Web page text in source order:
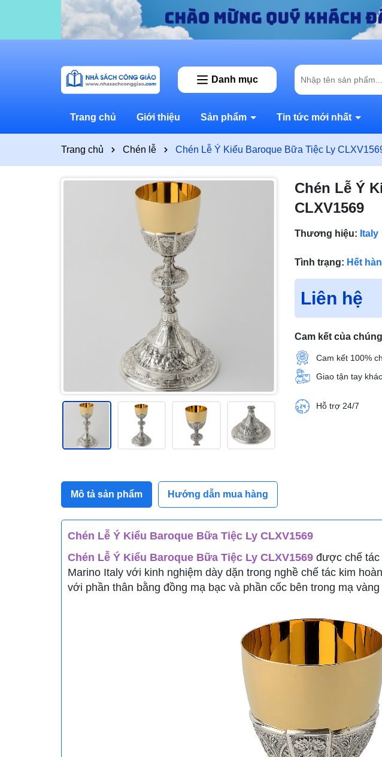
Danh mục
Trang chủ Giới thiệu Sản phẩm Tin tức mới nhất
Trang chủ Chén lễ Chén Lễ Ý Kiểu Baroque Bữa Tiệc Ly
Chén Lễ Ý
CLXV1569
Thương hiệu: Italy
Tình trạng: Hết
Liên hệ
Cam kết của
Cam kết 100%
Giao tận tay
Hỗ trợ 24/7
Mô tả sản phẩm Hướng dẫn mua hàng
Chén Lễ Ý Kiểu Baroque Bữa Tiệc Ly CLXV1569
Chén Lễ Ý Kiểu Baroque Bữa Tiệc Ly CLXV1569 được chế tác
Marino Italy với kinh nghiệm dày dặn trong nghề chế tác kim
với phần thân bằng đồng mạ bạc và phần cốc bên trong mạ vàng